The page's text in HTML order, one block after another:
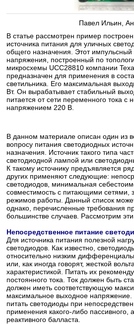
Павел Ильин,
В статье рассмотрен пример
источника питания для уличных
общего назначения. Этот импульсный
напряжения, построенный по
микросхемы UCC28810 компании
предназначен для применения в
светильника. Его максимальная
Вт. Он вырабатывает стабильный
питается от сети переменного тока с
напряжением 220 В.
В данном материале описан один из
вопросу питания светодиодных
назначения. Источник такого типа
светодиодной лампой или
К такому источнику предъявляется
других применяют следующие:
светодиодов, минимальная
совместимость с питающими сетями,
режимов работы. Данный список
однако, перечисленные требования
большинстве случаев. Рассмотрим
Непосредственное питание
Для источника питания полезной
светодиодов. Как известно,
относительно низким
или, как иногда говорят, жесткой
характеристикой. Питать их
постоянного тока. Ток должен быть
должен иметь соответствующую
максимальное выходное напряжение.
питать светодиоды при
применения какого-либо пассивного,
реактивного балласта.